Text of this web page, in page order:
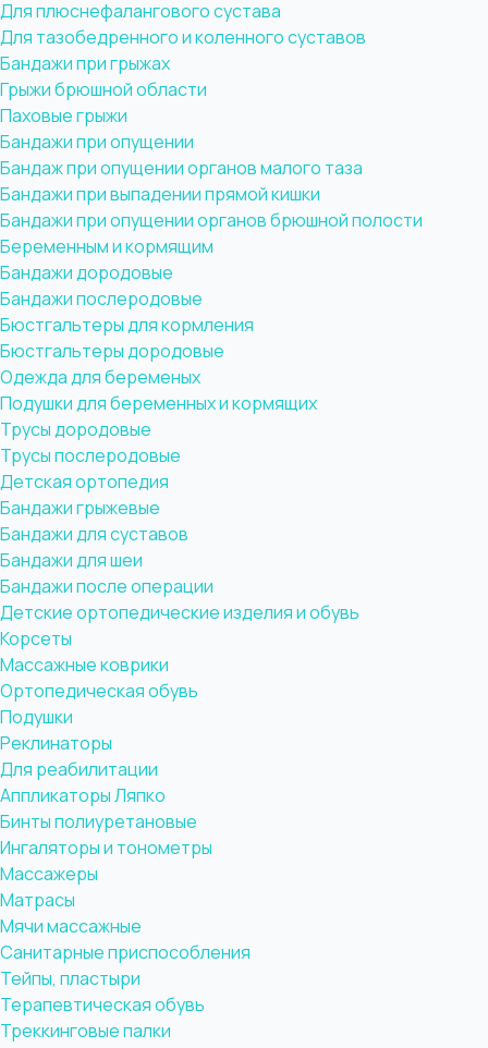
Для плюснефалангового сустава
Для тазобедренного и коленного суставов
Бандажи при грыжах
Грыжи брюшной области
Паховые грыжи
Бандажи при опущении
Бандаж при опущении органов малого таза
Бандажи при выпадении прямой кишки
Бандажи при опущении органов брюшной полости
Беременным и кормящим
Бандажи дородовые
Бандажи послеродовые
Бюстгальтеры для кормления
Бюстгальтеры дородовые
Одежда для беременых
Подушки для беременных и кормящих
Трусы дородовые
Трусы послеродовые
Детская ортопедия
Бандажи грыжевые
Бандажи для суставов
Бандажи для шеи
Бандажи после операции
Детские ортопедические изделия и обувь
Корсеты
Массажные коврики
Ортопедическая обувь
Подушки
Реклинаторы
Для реабилитации
Аппликаторы Ляпко
Бинты полиуретановые
Ингаляторы и тонометры
Массажеры
Матрасы
Мячи массажные
Санитарные приспособления
Тейпы, пластыри
Терапевтическая обувь
Треккинговые палки